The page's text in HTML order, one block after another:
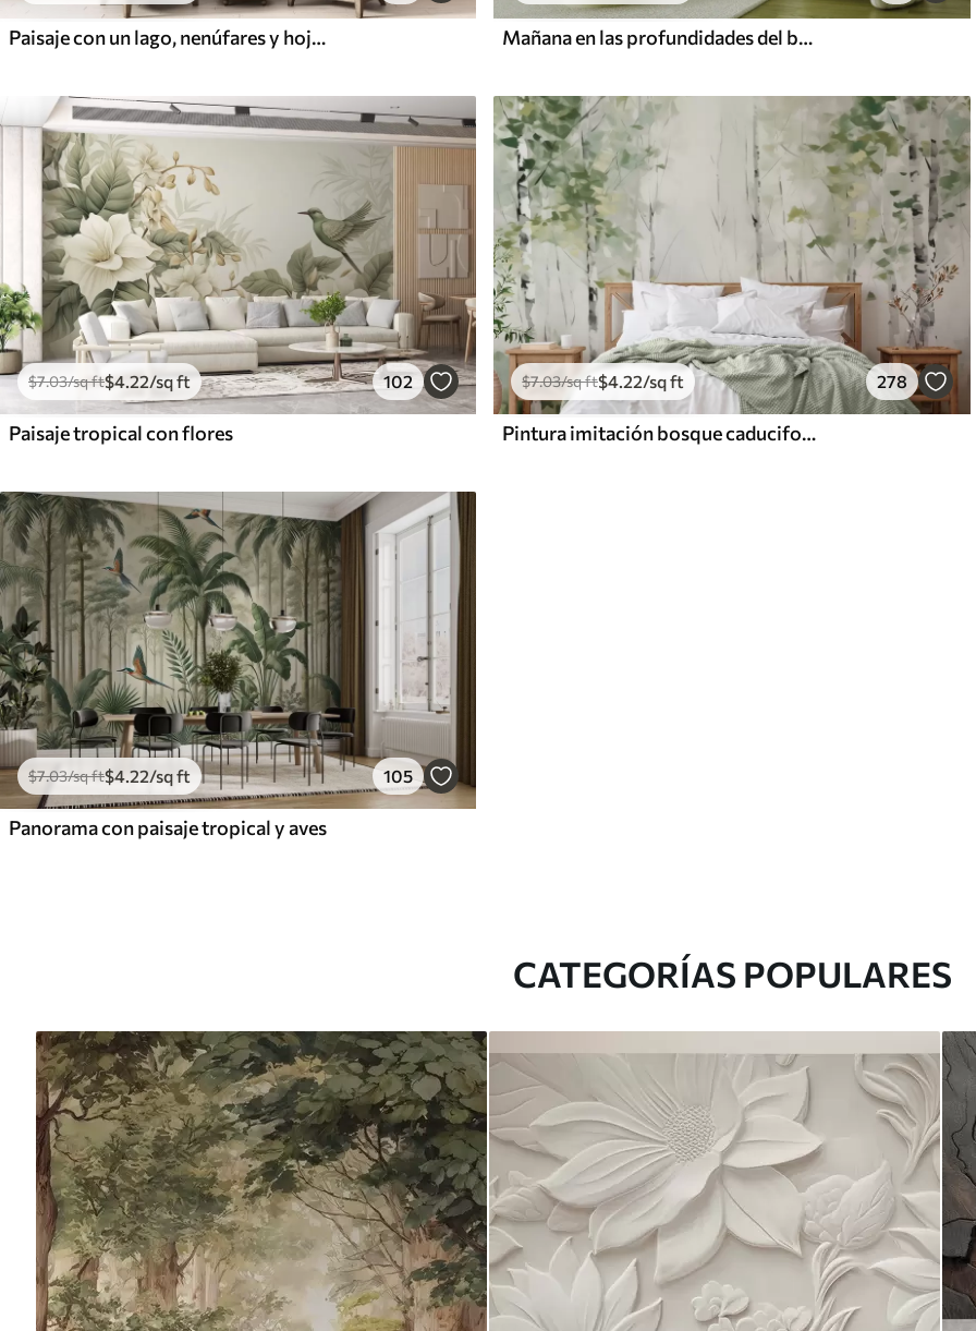
Paisaje con un lago, nenúfares y hojas de nenúfar, árboles al fondo, en un entorno tranquilo, tonos azul claro y verde Mañana en las profundidades del bosque
$7.03/sq ft$4 .22/sq ft 102
Paisaje tropical con flores
$7.03/sq ft$4 .22/sq ft 278
Pintura imitación bosque caducifolio
$7.03/sq ft$4.22/sq ft 105
Panorama con paisaje tropical y aves
CATEGORÍAS POPULARES